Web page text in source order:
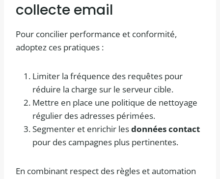
collecte email
Pour concilier performance et conformité,
adoptez ces pratiques :
Limiter la fréquence des requêtes pour
réduire la charge sur le serveur cible.
Mettre en place une politique de nettoyage
régulier des adresses périmées.
Segmenter et enrichir lesdonnées contact
pour des campagnes plus pertinentes.
En combinant respect des règles et automation